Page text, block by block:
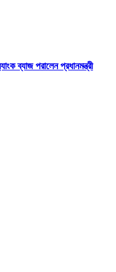
ব্যাজ পরালেন প্রধানমন্ত্রী